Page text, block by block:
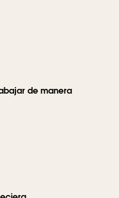
de manera